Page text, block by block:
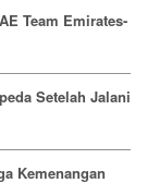
Team Emirates-
Setelah Jalani
Kemenangan